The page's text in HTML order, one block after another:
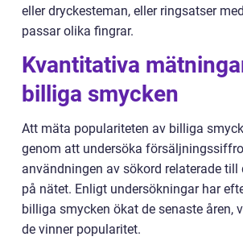
eller dryckesteman, eller ringsatser
passar olika fingrar.
Kvantitativa
billiga smycken
Att mäta populariteten av billiga
genom att undersöka
användningen av sökord relaterade till
på nätet. Enligt undersökningar har
billiga smycken ökat de senaste åren,
de vinner popularitet.